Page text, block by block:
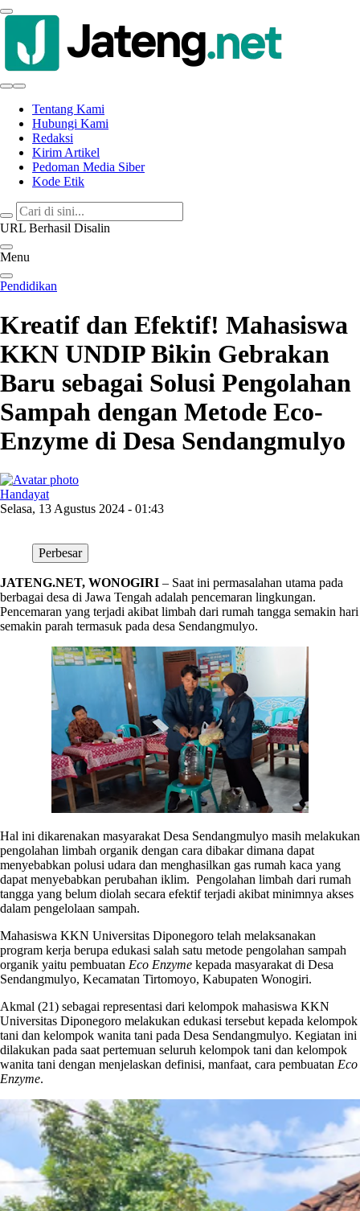
Tentang Kami
Hubungi Kami
Redaksi
Kirim Artikel
Pedoman Media Siber
Kode Etik
URL Berhasil Disalin
Menu
Pendidikan
Kreatif dan Efektif! Mahasiswa
KKN UNDIP Bikin Gebrakan
Baru sebagai Solusi Pengolahan
Sampah dengan Metode Eco-
Enzyme di Desa Sendangmulyo
Handayat
Selasa, 13 Agustus 2024 - 01:43
Perbesar
JATENG.NET, WONOGIRI – Saat ini permasalahan utama pada
berbagai desa di Jawa Tengah adalah pencemaran lingkungan.
Pencemaran yang terjadi akibat limbah dari rumah tangga semakin hari
semakin parah termasuk pada desa Sendangmulyo.
Hal ini dikarenakan masyarakat Desa Sendangmulyo masih melakukan
pengolahan limbah organik dengan cara dibakar dimana dapat
menyebabkan polusi udara dan menghasilkan gas rumah kaca yang
dapat menyebabkan perubahan iklim. Pengolahan limbah dari rumah
tangga yang belum diolah secara efektif terjadi akibat minimnya akses
dalam pengelolaan sampah.
Mahasiswa KKN Universitas Diponegoro telah melaksanakan
program kerja berupa edukasi salah satu metode pengolahan sampah
organik yaitu pembuatan Eco Enzyme kepada masyarakat di Desa
Sendangmulyo, Kecamatan Tirtomoyo, Kabupaten Wonogiri.
Akmal (21) sebagai representasi dari kelompok mahasiswa KKN
Universitas Diponegoro melakukan edukasi tersebut kepada kelompok
tani dan kelompok wanita tani pada Desa Sendangmulyo. Kegiatan ini
dilakukan pada saat pertemuan seluruh kelompok tani dan kelompok
wanita tani dengan menjelaskan definisi, manfaat, cara pembuatan Eco
Enzyme.